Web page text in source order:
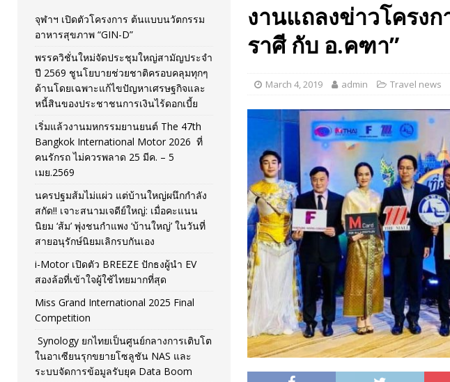
[ February 10, 2026 ] นครปฐมส้มไม่แผ่ว แต่บ้านใหญ่ผนึกกำลัง สกัด!! เจาะสนามเจดีย์ใหญ่: เมื่อ
วันที่สายอนุรักษ์นิยมเลิกรบกันเอง
PR NEWS
[ November 26, 2025 ] i-Motor เปิดตัว BREEZE ปักธงผู้นำ EV สองล้อที่เข้าใจผู้ใช้ไทยมากที่สุด
[ April 30, 2026 ] จุฬาฯ เปิดตัวโครงการ ต้นแบบนวัตกรรมอาหารสุขภาพ “GIN-D” EVENT
งานแถลงข่าวโครงก
ราศี กับ อ.คฑา”
March 4, 2019 admin Travel news
จุฬาฯ เปิดตัวโครงการ ต้นแบบนวัตกรรม
อาหารสุขภาพ “GIN-D”
พรรควิชั่นใหม่จัดประชุมใหญ่สามัญประจำ
ปี 2569 ชูนโยบายช่วยชาติครอบคลุมทุกๆ
ด้านโดยเฉพาะแก้ไขปัญหาเศรษฐกิจและ
หนี้สินของประชาชนการเงินไร้ดอกเบี้ย
เริ่มแล้วงานมหกรรมยานยนต์ The 47th
Bangkok International Motor 2026 ที่
คนรักรถ ไม่ควรพลาด 25 มีค. – 5
เมย.2569
นครปฐมส้มไม่แผ่ว แต่บ้านใหญ่ผนึกกำลัง
สกัด!! เจาะสนามเจดีย์ใหญ่: เมื่อคะแนน
นิยม ‘ส้ม’ พุ่งชนกำแพง ‘บ้านใหญ่’ ในวันที่
สายอนุรักษ์นิยมเลิกรบกันเอง
i-Motor เปิดตัว BREEZE ปักธงผู้นำ EV
สองล้อที่เข้าใจผู้ใช้ไทยมากที่สุด
Miss Grand International 2025 Final
Competition
Synology ยกไทยเป็นศูนย์กลางการเติบโต
ในอาเซียนรุกขยายโซลูชัน NAS และ
ระบบจัดการข้อมูลรับยุค Data Boom